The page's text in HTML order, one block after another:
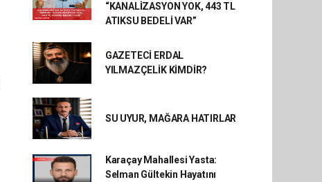
“KANALİZASYON YOK, 443 TL
ATIKSU BEDELİ VAR”
GAZETECİ ERDAL
YILMAZÇELİK KİMDİR?
SU UYUR, MAĞARA HATIRLAR
Karaçay Mahallesi Yasta:
Selman Gültekin Hayatını